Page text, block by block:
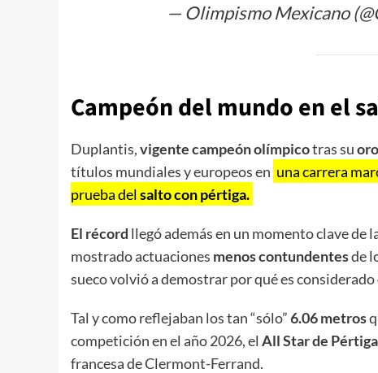
— Olimpismo Mexicano
Campeón del mundo en el
Duplantis,vigente campeón olímpicotras suoro
títulos mundiales y europeos en una carrera
prueba delsalto con pértiga.
El récord llegó además en un momento clave de
mostrado actuaciones menos contundentesde
sueco volvió a demostrar por qué es considerado
Tal y como reflejaban los tan “sólo”6.06 metros
competición en el año 2026, el All Star de Pértiga
francesa de Clermont-Ferrand.